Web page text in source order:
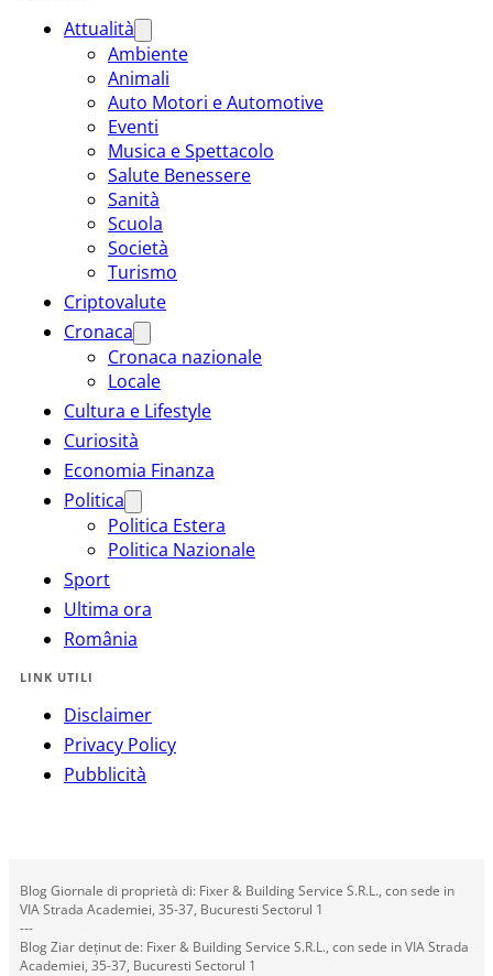
Attualità
Ambiente
Animali
Auto Motori e Automotive
Eventi
Musica e Spettacolo
Salute Benessere
Sanità
Scuola
Società
Turismo
Criptovalute
Cronaca
Cronaca nazionale
Locale
Cultura e Lifestyle
Curiosità
Economia Finanza
Politica
Politica Estera
Politica Nazionale
Sport
Ultima ora
România
LINK UTILI
Disclaimer
Privacy Policy
Pubblicità
Blog Giornale di proprietà di: Fixer & Building Service S.R.L., con sede in
VIA Strada Academiei, 35-37, Bucuresti Sectorul 1
---
Blog Ziar deținut de: Fixer & Building Service S.R.L., con sede in VIA Strada
Academiei, 35-37, Bucuresti Sectorul 1